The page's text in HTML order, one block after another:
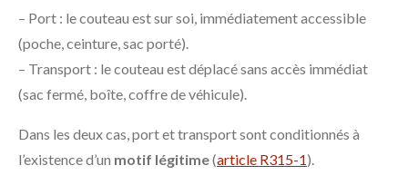
– Port : le couteau est sur soi, immédiatement accessible
(poche, ceinture, sac porté).
– Transport : le couteau est déplacé sans accès immédiat
(sac fermé, boîte, coffre de véhicule).
Dans les deux cas, port et transport sont conditionnés à
l’existence d’un motif légitime(article R315-1).